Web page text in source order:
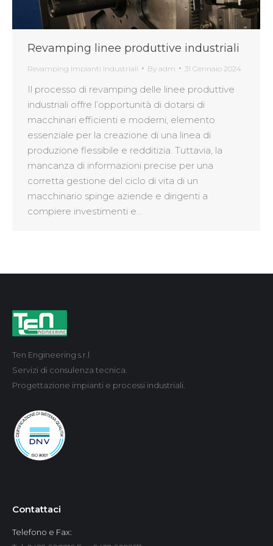
Revamping linee produttive industriali
Revamping Impianti Industriali By adm 31 Gennaio 2024
Il processo di revamping delle linee produttive
industriali offre l’opportunità di dotarsi di
macchinari efficienti e moderni, elemento
essenziale per la creazione di una linea di
produzione flessibile e redditizia. Tuttavia, la
mancanza di informazioni precise per una
corretta gestione del ciclo di vita di un
macchinario spinge aziende e dirigenti a
compiere investimenti e…
Ten Engineering s.r.l
Servizi di consulenza tecnica.
Progettazione impianti e processi industriali.
Contattaci
Telefono e Fax: